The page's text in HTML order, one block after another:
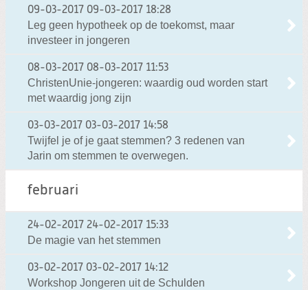
09-03-2017 09-03-2017 18:28
Leg geen hypotheek op de toekomst, maar
investeer in jongeren
08-03-2017 08-03-2017 11:53
ChristenUnie-jongeren: waardig oud worden start
met waardig jong zijn
03-03-2017 03-03-2017 14:58
Twijfel je of je gaat stemmen? 3 redenen van
Jarin om stemmen te overwegen.
februari
24-02-2017 24-02-2017 15:33
De magie van het stemmen
03-02-2017 03-02-2017 14:12
Workshop Jongeren uit de Schulden